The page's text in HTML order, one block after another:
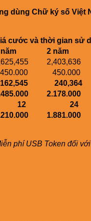
dùng Chữ ký số Việt
cước và thời gian sử
2 năm
2,403,636
450.000
240,364
2.178.000
24
1.881.000
phí USB Token đối